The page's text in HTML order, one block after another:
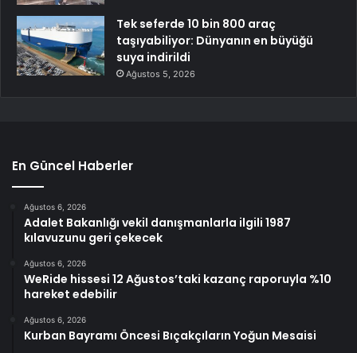
Tek seferde 10 bin 800 araç
taşıyabiliyor: Dünyanın en büyüğü
suya indirildi
Ağustos 5, 2026
En Güncel Haberler
Ağustos 6, 2026
Adalet Bakanlığı vekil danışmanlarla ilgili 1987
kılavuzunu geri çekecek
Ağustos 6, 2026
WeRide hissesi 12 Ağustos’taki kazanç raporuyla %10
hareket edebilir
Ağustos 6, 2026
Kurban Bayramı Öncesi Bıçakçıların Yoğun Mesaisi